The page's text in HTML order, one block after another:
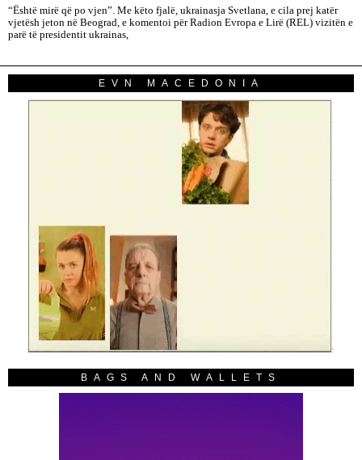
“Është mirë që po vjen”. Me këto fjalë, ukrainasja Svetlana, e cila prej katër
vjetësh jeton në Beograd, e komentoi për Radion Evropa e Lirë (REL) vizitën e
parë të presidentit ukrainas,
EVN MACEDONIA
BAGS AND WALLETS